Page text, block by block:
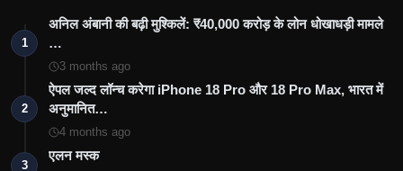
1
अनिल अंबानी की बढ़ी मुश्किलें: ₹40,000 करोड़ के लोन धोखाधड़ी मामले
…
3 months ago
2
ऐपल जल्द लॉन्च करेगा iPhone 18 Pro और 18 Pro Max, भारत में
अनुमानित…
4 months ago
3
एलन मस्क